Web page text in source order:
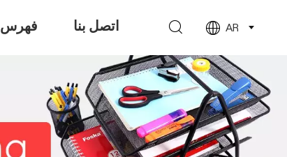
فهرس اتصل بنا AR